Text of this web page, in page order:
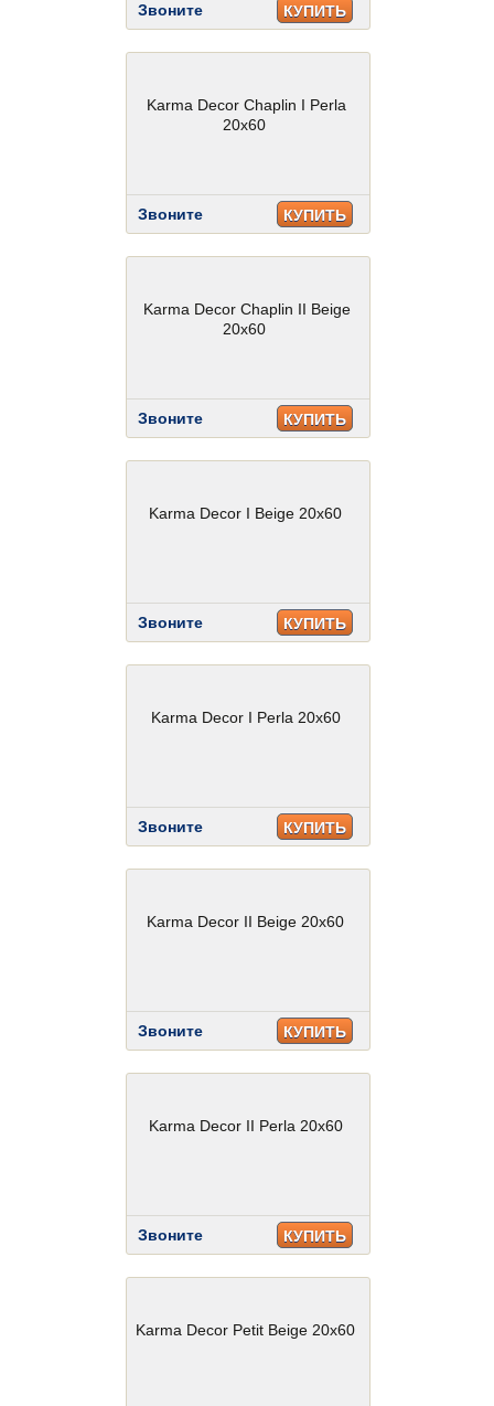
Звоните КУПИТЬ
Karma Decor Chaplin I Perla
20x60
Звоните КУПИТЬ
Karma Decor Chaplin II Beige
20x60
Звоните КУПИТЬ
Karma Decor I Beige 20x60
Звоните КУПИТЬ
Karma Decor I Perla 20x60
Звоните КУПИТЬ
Karma Decor II Beige 20x60
Звоните КУПИТЬ
Karma Decor II Perla 20x60
Звоните КУПИТЬ
Karma Decor Petit Beige 20x60